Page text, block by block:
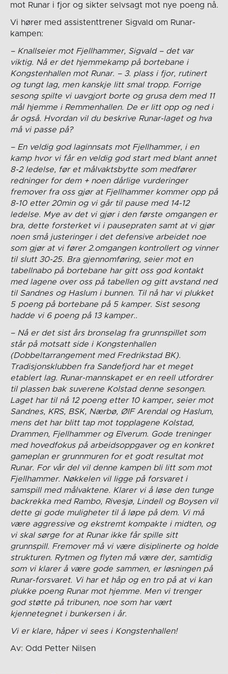
mot Runar i fjor og sikter selvsagt mot nye poeng nå.
Vi hører med assistenttrener Sigvald om Runar-
kampen:
– Knallseier mot Fjellhammer, Sigvald – det var
viktig. Nå er det hjemmekamp på bortebane i
Kongstenhallen mot Runar. – 3. plass i fjor, rutinert
og tungt lag, men kanskje litt smal tropp. Forrige
sesong spilte vi uavgjort borte og grusa dem med 11
mål hjemme i Remmenhallen. De er litt opp og ned i
år også. Hvordan vil du beskrive Runar-laget og hva
må vi passe på?
– En veldig god laginnsats mot Fjellhammer, i en
kamp hvor vi får en veldig god start med blant annet
8-2 ledelse, før et målvaktsbytte som medfører
redninger for dem + noen dårlige vurderinger
fremover fra oss gjør at Fjellhammer kommer opp på
8-10 etter 20min og vi går til pause med 14-12
ledelse. Mye av det vi gjør i den første omgangen er
bra, dette forsterket vi i pausepraten samt at vi gjør
noen små justeringer i det defensive arbeidet noe
som gjør at vi fører 2.omgangen kontrollert og vinner
til slutt 30-25. Bra gjennomføring, seier mot en
tabellnabo på bortebane har gitt oss god kontakt
med lagene over oss på tabellen og gitt avstand ned
til Sandnes og Haslum i bunnen. Til nå har vi plukket
5 poeng på bortebane på 5 kamper. Sist sesong
hadde vi 6 poeng på 13 kamper..
– Nå er det sist års bronselag fra grunnspillet som
står på motsatt side i Kongstenhallen
(Dobbeltarrangement med Fredrikstad BK).
Tradisjonsklubben fra Sandefjord har et meget
etablert lag. Runar-mannskapet er en reell utfordrer
til plassen bak suverene Kolstad denne sesongen.
Laget har til nå 12 poeng etter 10 kamper, seier mot
Sandnes, KRS, BSK, Nærbø, ØIF Arendal og Haslum,
mens det har blitt tap mot topplagene Kolstad,
Drammen, Fjellhammer og Elverum. Gode treninger
med hovedfokus på arbeidsoppgaver og en konkret
gameplan er grunnmuren for et godt resultat mot
Runar. For vår del vil denne kampen bli litt som mot
Fjellhammer. Nøkkelen vil ligge på forsvaret i
samspill med målvaktene. Klarer vi å løse den tunge
backrekka med Rambo, Rivesjø, Lindell og Boysen vil
dette gi gode muligheter til å løpe på dem. Vi må
være aggressive og ekstremt kompakte i midten, og
vi skal sørge for at Runar ikke får spille sitt
grunnspill. Fremover må vi være disiplinerte og holde
strukturen. Rytmen og flyten må være der, samtidig
som vi klarer å være gode sammen, er løsningen på
Runar-forsvaret. Vi har et håp og en tro på at vi kan
plukke poeng Runar mot hjemme. Men vi trenger
god støtte på tribunen, noe som har vært
kjennetegnet i bunkersen i år.
Vi er klare, håper vi sees i Kongstenhallen!
Av: Odd Petter Nilsen